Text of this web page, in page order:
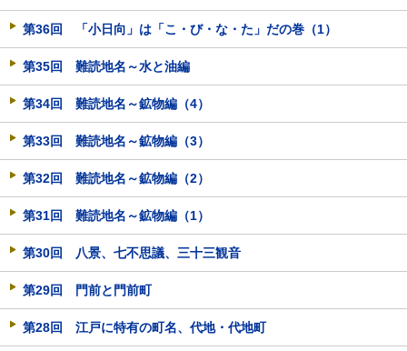
第36回 「小日向」は「こ・び・な・た」だの巻（1）
第35回 難読地名～水と油編
第34回 難読地名～鉱物編（4）
第33回 難読地名～鉱物編（3）
第32回 難読地名～鉱物編（2）
第31回 難読地名～鉱物編（1）
第30回 八景、七不思議、三十三観音
第29回 門前と門前町
第28回 江戸に特有の町名、代地・代地町